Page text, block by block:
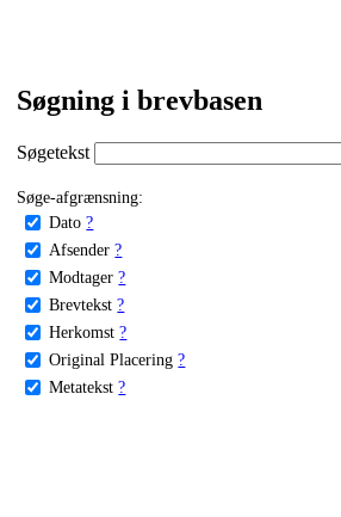
Søgning i brevbasen
Søgetekst
Søge-afgrænsning:
Dato ?
Afsender ?
Modtager ?
Brevtekst ?
Herkomst ?
Original Placering ?
Metatekst ?